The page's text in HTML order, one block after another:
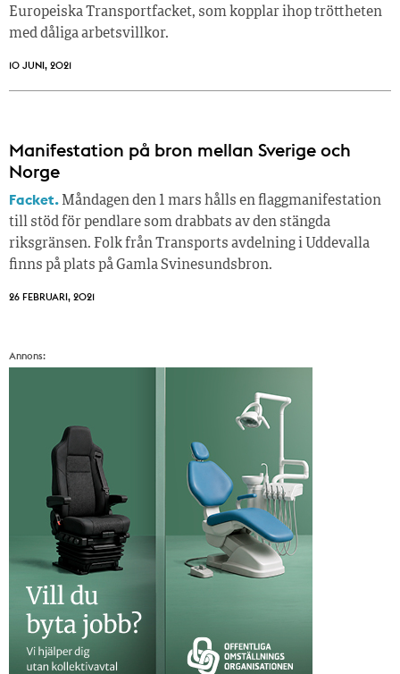
Europeiska Transportfacket, som kopplar ihop tröttheten
med dåliga arbetsvillkor.
10 JUNI, 2021
Manifestation på bron mellan Sverige och
Norge
Facket. Måndagen den 1 mars hålls en flaggmanifestation
till stöd för pendlare som drabbats av den stängda
riksgränsen. Folk från Transports avdelning i Uddevalla
finns på plats på Gamla Svinesundsbron.
26 FEBRUARI, 2021
Annons: